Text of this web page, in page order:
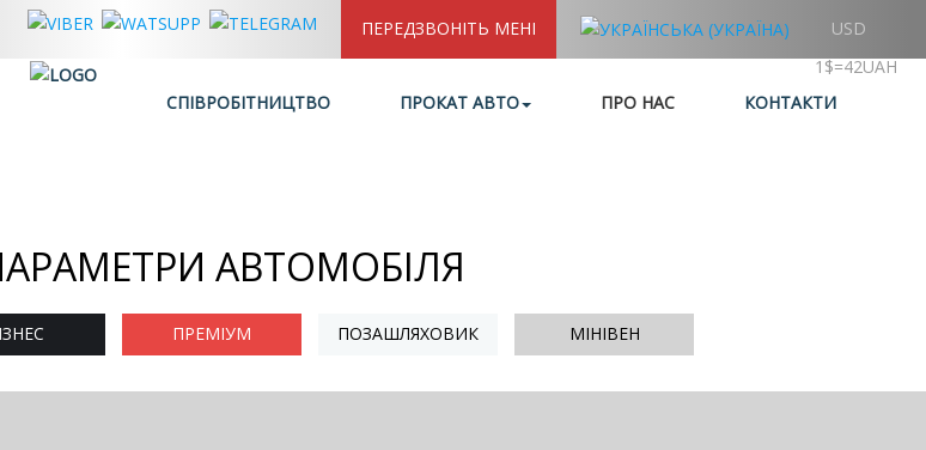
ПЕРЕДЗВОНІТЬ МЕНІ
USD
1$=42UAH
СПІВРОБІТНИЦТВО ПРОКАТ АВТО ПРО НАС КОНТАКТИ
АВТОМОБІЛЯ
ПРЕМІУМ ПОЗАШЛЯХОВИК МІНІВЕН